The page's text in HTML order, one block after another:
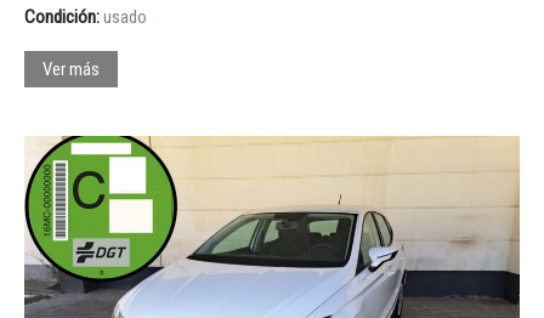
Condición:usado
Ver más